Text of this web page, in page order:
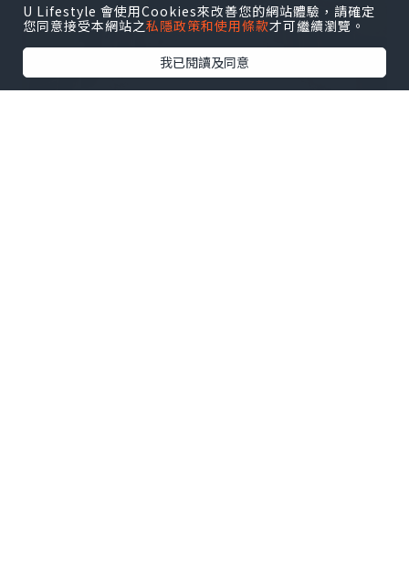
U Lifestyle 會使用Cookies來改善您的網站體驗，請確定
您同意接受本網站之私隱政策和使用條款才可繼續瀏覽。
我已閱讀及同意